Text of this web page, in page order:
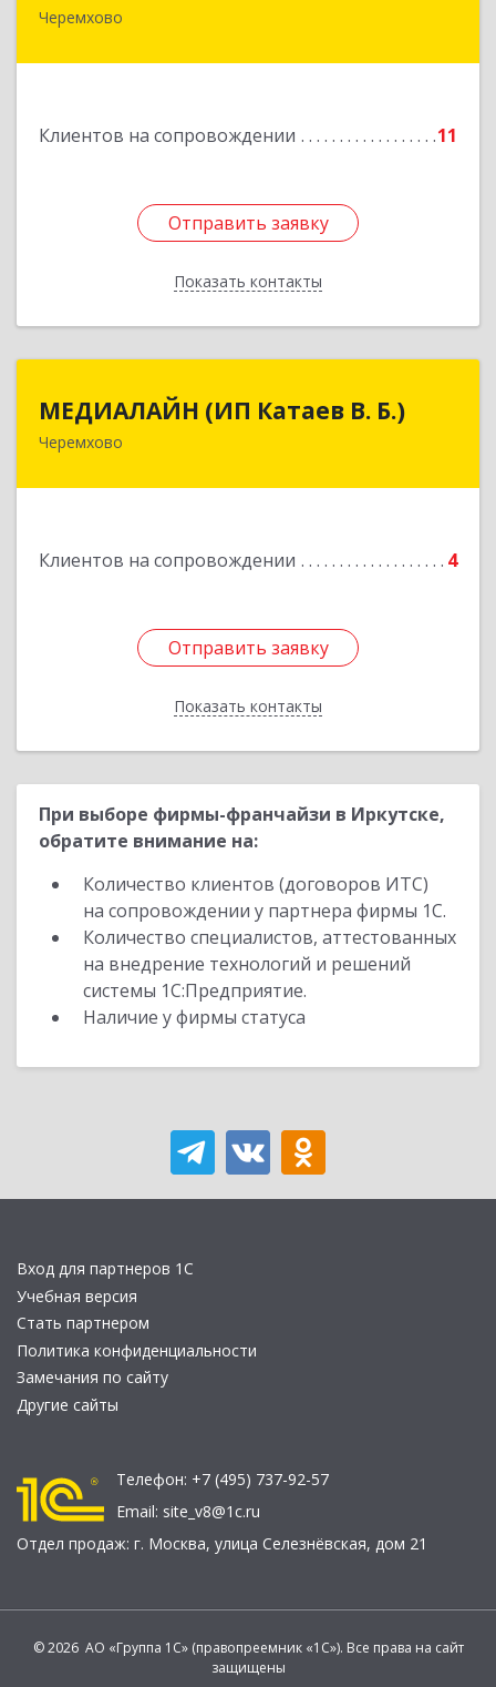
Черемхово
Клиентов на сопровождении 11
Отправить заявку
Показать контакты
Отправить заявку
Назад
МЕДИАЛАЙН (ИП Катаев В. Б.)
Черемхово
Клиентов на сопровождении 4
Отправить заявку
Показать контакты
МЕДИАЛАЙН (ИП Катаев В. Б.)
665413, Иркутская обл, Черемхово г, Ленина ул,
Отправить заявку
Назад
При выборе фирмы-франчайзи в Иркутске,
обратите внимание на:
Количество клиентов (договоров ИТС)
на сопровождении у партнера фирмы 1С.
Количество специалистов, аттестованных
на внедрение технологий и решений
системы 1С:Предприятие.
Наличие у фирмы статуса
Вход для партнеров 1С
Учебная версия
Стать партнером
Политика конфиденциальности
Замечания по сайту
Другие сайты
Телефон: +7 (495) 737-92-57
Email: site_v8@1c.ru
Отдел продаж: г. Москва, улица Селезнёвская, дом 21
© 2026 АО «Группа 1С» (правопреемник «1С»). Все права на сайт
защищены